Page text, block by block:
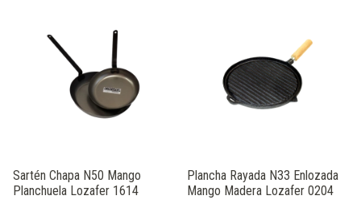
Sartén Chapa N50 Mango
Planchuela Lozafer 1614
Plancha Rayada N33 Enlozada
Mango Madera Lozafer 0204